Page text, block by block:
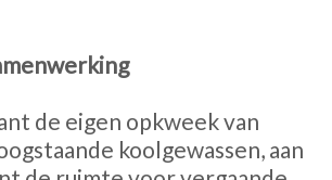
de eigen opkweek van
koolgewassen, aan